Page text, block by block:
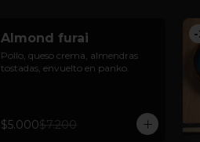
Almond furai
Pollo, queso crema, almendras
tostadas, envuelto en panko.
$5.000$7.200
-